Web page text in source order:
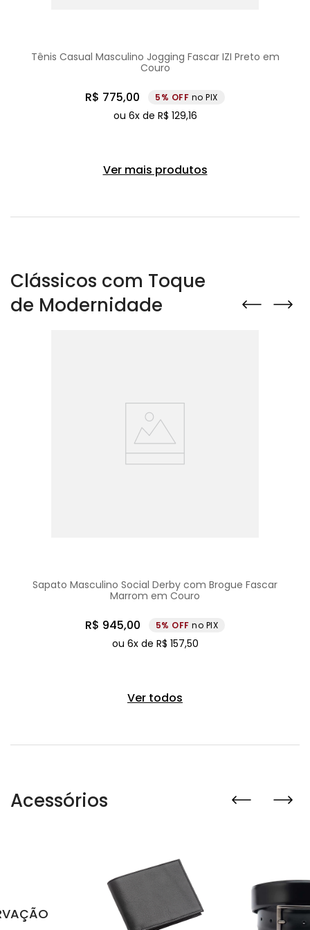
Tênis Casual Masculino Jogging Fascar IZI Preto em
Couro
R$ 775,00 5% no PIX
ou 6x de R$ 129,16
Ver mais produtos
Clássicos com Toque
de Modernidade
Sapato Masculino Social Derby com Brogue Fascar
Marrom em Couro
R$ 945,00 5% no PIX
ou 6x de R$ 157,50
Ver todos
Acessórios